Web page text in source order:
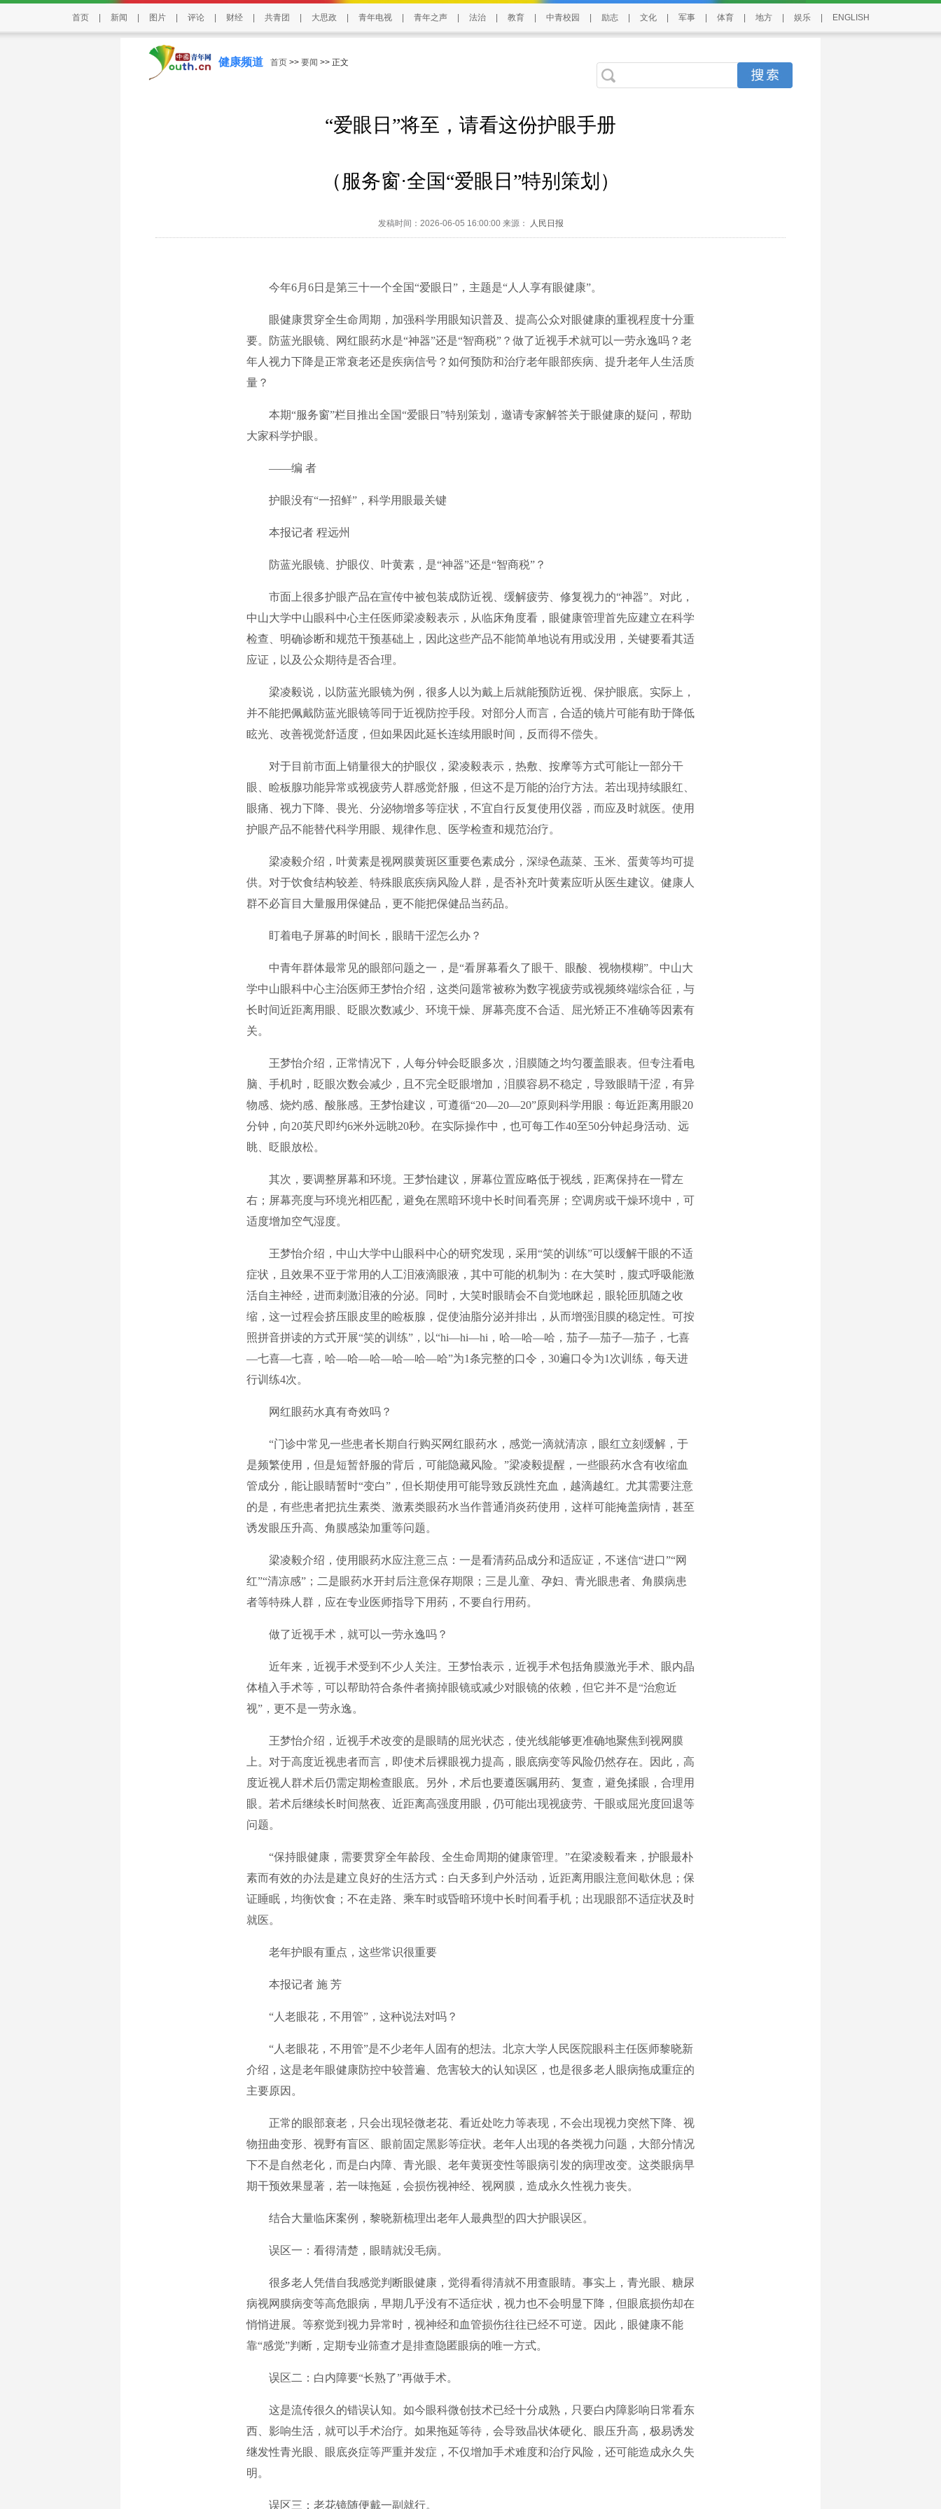
首页 新闻 图片 评论 财经 共青团 大思政 青年电视 青年之声 法治 教育 中青校园 励志 文化 军事 体育 地方 娱乐 ENGLISH
健康频道 首页 >> 要闻 >> 正文
“爱眼日”将至，请看这份护眼手册
（服务窗·全国“爱眼日”特别策划）
发稿时间：2026-06-05 16:00:00 来源： 人民日报
今年6月6日是第三十一个全国“爱眼日”，主题是“人人享有眼健康”。
眼健康贯穿全生命周期，加强科学用眼知识普及、提高公众对眼健康的重视程度十分重
要。防蓝光眼镜、网红眼药水是“神器”还是“智商税”？做了近视手术就可以一劳永逸吗？老
年人视力下降是正常衰老还是疾病信号？如何预防和治疗老年眼部疾病、提升老年人生活质
量？
本期“服务窗”栏目推出全国“爱眼日”特别策划，邀请专家解答关于眼健康的疑问，帮助
大家科学护眼。
——编 者
护眼没有“一招鲜”，科学用眼最关键
本报记者 程远州
防蓝光眼镜、护眼仪、叶黄素，是“神器”还是“智商税”？
市面上很多护眼产品在宣传中被包装成防近视、缓解疲劳、修复视力的“神器”。对此，
中山大学中山眼科中心主任医师梁凌毅表示，从临床角度看，眼健康管理首先应建立在科学
检查、明确诊断和规范干预基础上，因此这些产品不能简单地说有用或没用，关键要看其适
应证，以及公众期待是否合理。
梁凌毅说，以防蓝光眼镜为例，很多人以为戴上后就能预防近视、保护眼底。实际上，
并不能把佩戴防蓝光眼镜等同于近视防控手段。对部分人而言，合适的镜片可能有助于降低
眩光、改善视觉舒适度，但如果因此延长连续用眼时间，反而得不偿失。
对于目前市面上销量很大的护眼仪，梁凌毅表示，热敷、按摩等方式可能让一部分干
眼、睑板腺功能异常或视疲劳人群感觉舒服，但这不是万能的治疗方法。若出现持续眼红、
眼痛、视力下降、畏光、分泌物增多等症状，不宜自行反复使用仪器，而应及时就医。使用
护眼产品不能替代科学用眼、规律作息、医学检查和规范治疗。
梁凌毅介绍，叶黄素是视网膜黄斑区重要色素成分，深绿色蔬菜、玉米、蛋黄等均可提
供。对于饮食结构较差、特殊眼底疾病风险人群，是否补充叶黄素应听从医生建议。健康人
群不必盲目大量服用保健品，更不能把保健品当药品。
盯着电子屏幕的时间长，眼睛干涩怎么办？
中青年群体最常见的眼部问题之一，是“看屏幕看久了眼干、眼酸、视物模糊”。中山大
学中山眼科中心主治医师王梦怡介绍，这类问题常被称为数字视疲劳或视频终端综合征，与
长时间近距离用眼、眨眼次数减少、环境干燥、屏幕亮度不合适、屈光矫正不准确等因素有
关。
王梦怡介绍，正常情况下，人每分钟会眨眼多次，泪膜随之均匀覆盖眼表。但专注看电
脑、手机时，眨眼次数会减少，且不完全眨眼增加，泪膜容易不稳定，导致眼睛干涩，有异
物感、烧灼感、酸胀感。王梦怡建议，可遵循“20—20—20”原则科学用眼：每近距离用眼20
分钟，向20英尺即约6米外远眺20秒。在实际操作中，也可每工作40至50分钟起身活动、远
眺、眨眼放松。
其次，要调整屏幕和环境。王梦怡建议，屏幕位置应略低于视线，距离保持在一臂左
右；屏幕亮度与环境光相匹配，避免在黑暗环境中长时间看亮屏；空调房或干燥环境中，可
适度增加空气湿度。
王梦怡介绍，中山大学中山眼科中心的研究发现，采用“笑的训练”可以缓解干眼的不适
症状，且效果不亚于常用的人工泪液滴眼液，其中可能的机制为：在大笑时，腹式呼吸能激
活自主神经，进而刺激泪液的分泌。同时，大笑时眼睛会不自觉地眯起，眼轮匝肌随之收
缩，这一过程会挤压眼皮里的睑板腺，促使油脂分泌并排出，从而增强泪膜的稳定性。可按
照拼音拼读的方式开展“笑的训练”，以“hi—hi—hi，哈—哈—哈，茄子—茄子—茄子，七喜
—七喜—七喜，哈—哈—哈—哈—哈—哈”为1条完整的口令，30遍口令为1次训练，每天进
行训练4次。
网红眼药水真有奇效吗？
“门诊中常见一些患者长期自行购买网红眼药水，感觉一滴就清凉，眼红立刻缓解，于
是频繁使用，但是短暂舒服的背后，可能隐藏风险。”梁凌毅提醒，一些眼药水含有收缩血
管成分，能让眼睛暂时“变白”，但长期使用可能导致反跳性充血，越滴越红。尤其需要注意
的是，有些患者把抗生素类、激素类眼药水当作普通消炎药使用，这样可能掩盖病情，甚至
诱发眼压升高、角膜感染加重等问题。
梁凌毅介绍，使用眼药水应注意三点：一是看清药品成分和适应证，不迷信“进口”“网
红”“清凉感”；二是眼药水开封后注意保存期限；三是儿童、孕妇、青光眼患者、角膜病患
者等特殊人群，应在专业医师指导下用药，不要自行用药。
做了近视手术，就可以一劳永逸吗？
近年来，近视手术受到不少人关注。王梦怡表示，近视手术包括角膜激光手术、眼内晶
体植入手术等，可以帮助符合条件者摘掉眼镜或减少对眼镜的依赖，但它并不是“治愈近
视”，更不是一劳永逸。
王梦怡介绍，近视手术改变的是眼睛的屈光状态，使光线能够更准确地聚焦到视网膜
上。对于高度近视患者而言，即使术后裸眼视力提高，眼底病变等风险仍然存在。因此，高
度近视人群术后仍需定期检查眼底。另外，术后也要遵医嘱用药、复查，避免揉眼，合理用
眼。若术后继续长时间熬夜、近距离高强度用眼，仍可能出现视疲劳、干眼或屈光度回退等
问题。
“保持眼健康，需要贯穿全年龄段、全生命周期的健康管理。”在梁凌毅看来，护眼最朴
素而有效的办法是建立良好的生活方式：白天多到户外活动，近距离用眼注意间歇休息；保
证睡眠，均衡饮食；不在走路、乘车时或昏暗环境中长时间看手机；出现眼部不适症状及时
就医。
老年护眼有重点，这些常识很重要
本报记者 施 芳
“人老眼花，不用管”，这种说法对吗？
“人老眼花，不用管”是不少老年人固有的想法。北京大学人民医院眼科主任医师黎晓新
介绍，这是老年眼健康防控中较普遍、危害较大的认知误区，也是很多老人眼病拖成重症的
主要原因。
正常的眼部衰老，只会出现轻微老花、看近处吃力等表现，不会出现视力突然下降、视
物扭曲变形、视野有盲区、眼前固定黑影等症状。老年人出现的各类视力问题，大部分情况
下不是自然老化，而是白内障、青光眼、老年黄斑变性等眼病引发的病理改变。这类眼病早
期干预效果显著，若一味拖延，会损伤视神经、视网膜，造成永久性视力丧失。
结合大量临床案例，黎晓新梳理出老年人最典型的四大护眼误区。
误区一：看得清楚，眼睛就没毛病。
很多老人凭借自我感觉判断眼健康，觉得看得清就不用查眼睛。事实上，青光眼、糖尿
病视网膜病变等高危眼病，早期几乎没有不适症状，视力也不会明显下降，但眼底损伤却在
悄悄进展。等察觉到视力异常时，视神经和血管损伤往往已经不可逆。因此，眼健康不能
靠“感觉”判断，定期专业筛查才是排查隐匿眼病的唯一方式。
误区二：白内障要“长熟了”再做手术。
这是流传很久的错误认知。如今眼科微创技术已经十分成熟，只要白内障影响日常看东
西、影响生活，就可以手术治疗。如果拖延等待，会导致晶状体硬化、眼压升高，极易诱发
继发性青光眼、眼底炎症等严重并发症，不仅增加手术难度和治疗风险，还可能造成永久失
明。
误区三：老花镜随便戴一副就行。